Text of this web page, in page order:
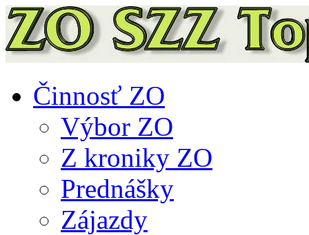
Činnosť ZO
Výbor ZO
Z kroniky ZO
Prednášky
Zájazdy